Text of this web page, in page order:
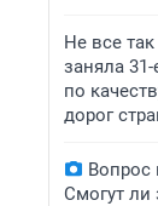
Не все
заняла
по
дорог
Вопрос
Смогут ли